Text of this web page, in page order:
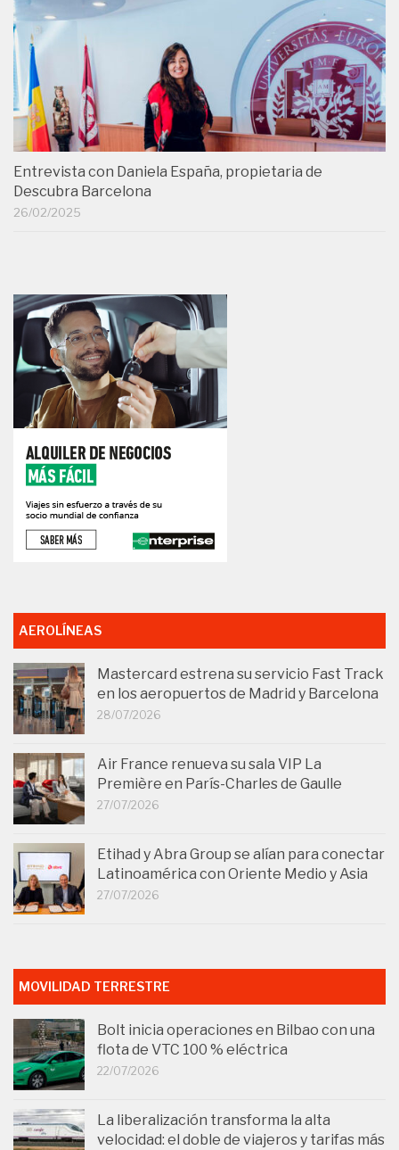
Entrevista con Daniela España, propietaria de
Descubra Barcelona
26/02/2025
AEROLÍNEAS
Mastercard estrena su servicio Fast Track
en los aeropuertos de Madrid y Barcelona
28/07/2026
Air France renueva su sala VIP La
Première en París-Charles de Gaulle
27/07/2026
Etihad y Abra Group se alían para conectar
Latinoamérica con Oriente Medio y Asia
27/07/2026
MOVILIDAD TERRESTRE
Bolt inicia operaciones en Bilbao con una
flota de VTC 100 % eléctrica
22/07/2026
La liberalización transforma la alta
velocidad: el doble de viajeros y tarifas más